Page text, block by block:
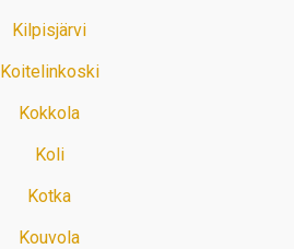
Kilpisjärvi
Koitelinkoski
Kokkola
Koli
Kotka
Kouvola